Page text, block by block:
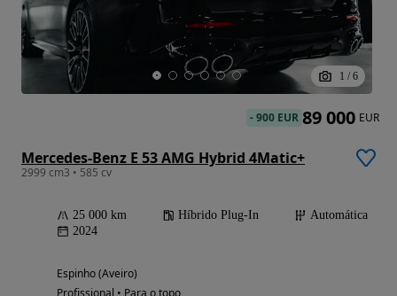
1 / 6
Mercedes-Benz E 53 AMG Hybrid 4Matic+
2999 cm3 • 585 cv
25 000 km Híbrido Plug-In
Automática
2024
Espinho (Aveiro)
Profissional • Para o topo
-900 EUR 89 000 EUR